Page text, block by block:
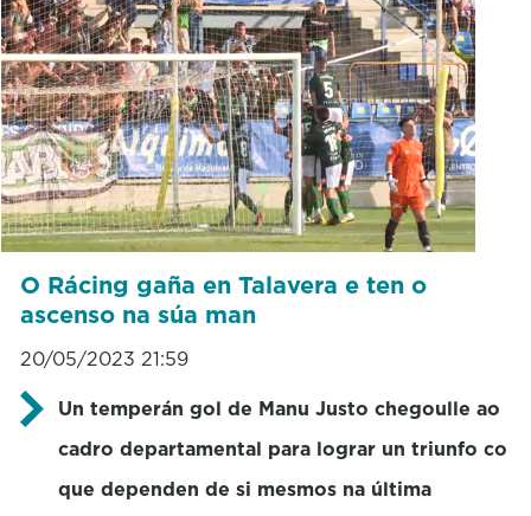
O Rácing gaña en Talavera e ten o
ascenso na súa man
20/05/2023 21:59
Un temperán gol de Manu Justo chegoulle ao
cadro departamental para lograr un triunfo co
que dependen de si mesmos na última